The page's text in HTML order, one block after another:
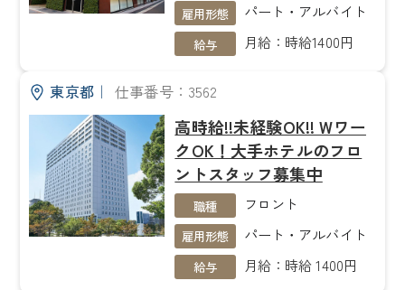
雇用形態 パート・アルバイト
給与 月給：時給1400円
東京都｜ 仕事番号：3562
高時給!!未経験OK!! Wワー
クOK！大手ホテルのフロ
ントスタッフ募集中
職種 フロント
雇用形態 パート・アルバイト
給与 月給：時給 1400円